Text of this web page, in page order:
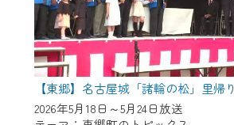
【東郷】名古屋城「諸輪の松」里帰り
2026年5月18日～5月24日放送